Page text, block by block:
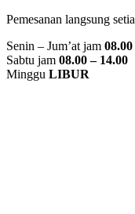
Pemesanan langsung
Senin – Jum’at jam
Sabtu jam 08.00 – 14.00
Minggu LIBUR